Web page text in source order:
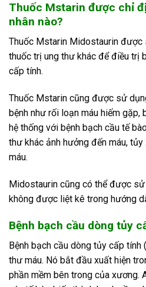
Thuốc Mstarin được chỉ
nhân nào?
Thuốc Mstarin Midostaurin
thuốc trị ung thư khác để điều trị
cấp tính.
Thuốc Mstarin cũng được sử
bệnh như rối loạn máu hiếm gặp,
hệ thống với bệnh bạch cầu tế
thư khác ảnh hưởng đến máu,
máu.
Midostaurin cũng có thể được
không được liệt kê trong hướng
Bệnh bạch cầu dòng tủy
Bệnh bạch cầu dòng tủy cấp
thư máu. Nó bắt đầu xuất hiện
phần mềm bên trong của xương.